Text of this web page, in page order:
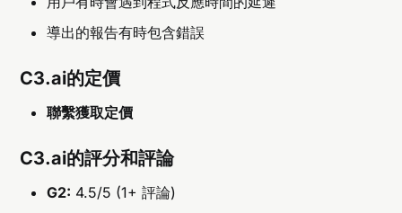
導出的報告有時包含錯誤
C3.ai的定價
聯繫獲取定價
C3.ai的評分和評論
G2: 4.5/5 (1+ 評論)